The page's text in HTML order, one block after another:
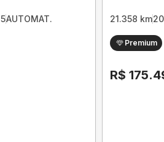
AUTOMAT. 21.358 km
Premium
R$